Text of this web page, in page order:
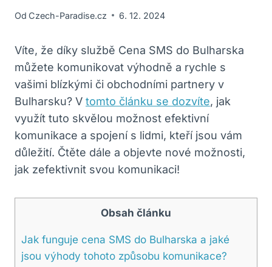
Od Czech-Paradise.cz 6. 12. 2024
Víte, že díky ⁤službě Cena ‌SMS do Bulharska
můžete komunikovat výhodně a rychle⁢ s‍
vašimi‌ blízkými či obchodními ‍partnery v
Bulharsku? ​V ​ tomto článku se dozvíte, jak
využít tuto skvělou‌ možnost efektivní
komunikace​ a spojení s‌ lidmi, kteří‌ jsou vám
důležití. Čtěte dále a objevte nové možnosti,
jak ⁣zefektivnit svou komunikaci!
Obsah článku
Jak ⁣funguje ‍cena‍ SMS do Bulharska⁤ a jaké
jsou výhody tohoto způsobu komunikace?